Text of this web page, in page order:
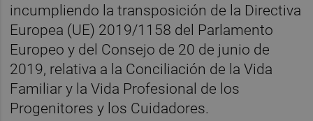
incumpliendo la transposición de la Directiva
Europea (UE) 2019/1158 del Parlamento
Europeo y del Consejo de 20 de junio de
2019, relativa a la Conciliación de la Vida
Familiar y la Vida Profesional de los
Progenitores y los Cuidadores.